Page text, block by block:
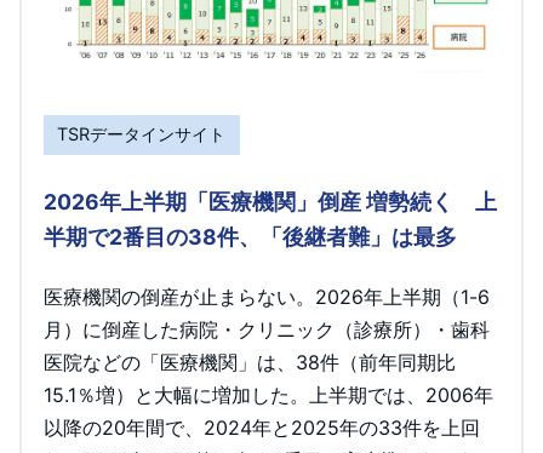
TSRデータインサイト
2026年上半期「医療機関」倒産 増勢続く 上
半期で2番目の38件、「後継者難」は最多
医療機関の倒産が止まらない。2026年上半期（1-6
月）に倒産した病院・クリニック（診療所）・歯科
医院などの「医療機関」は、38件（前年同期比
15.1％増）と大幅に増加した。上半期では、2006年
以降の20年間で、2024年と2025年の33件を上回